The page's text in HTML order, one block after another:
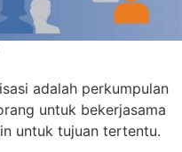
adalah perkumpulan
untuk bekerjasama
untuk tujuan tertentu.